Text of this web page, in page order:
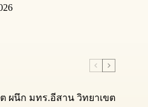
ผนึก มทร.อีสาน วิทยาเขต